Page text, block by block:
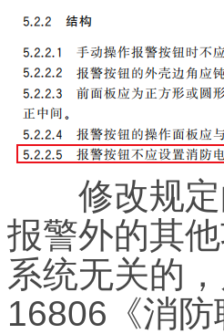
修改规定
报警外的其
系统无关的
16806《消